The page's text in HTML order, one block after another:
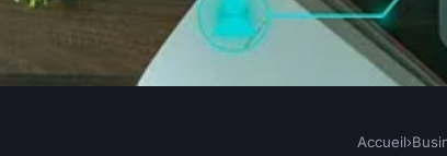
Accueil›